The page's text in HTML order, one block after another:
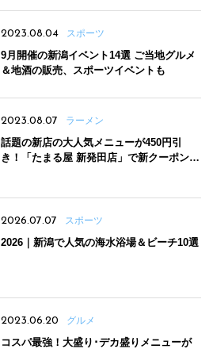
2023.08.04 スポーツ
9月開催の新潟イベント14選 ご当地グルメ
＆地酒の販売、スポーツイベントも
2023.08.07 ラーメン
話題の新店の大人気メニューが450円引
き！「たまる屋 新発田店」で新クーポン登
2026.07.07 スポーツ
2026｜新潟で人気の海水浴場＆ビーチ10選
2023.06.20 グルメ
コスパ最強！大盛り･デカ盛りメニューが